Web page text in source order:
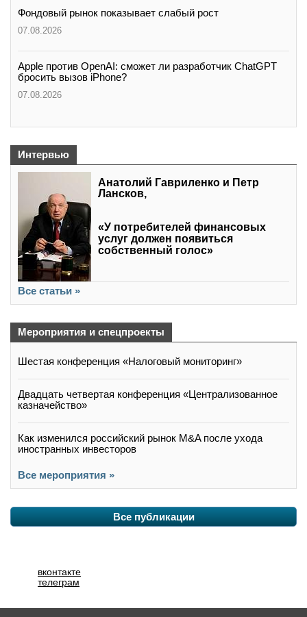
Фондовый рынок показывает слабый рост
07.08.2026
Apple против OpenAI: сможет ли разработчик ChatGPT
бросить вызов iPhone?
07.08.2026
Интервью
Анатолий Гавриленко и Петр
Лансков,
«У потребителей финансовых
услуг должен появиться
собственный голос»
Все статьи »
Мероприятия и спецпроекты
Шестая конференция «Налоговый мониторинг»
Двадцать четвертая конференция «Централизованное
казначейство»
Как изменился российский рынок M&A после ухода
иностранных инвесторов
Все мероприятия »
Все публикации
вконтакте
телеграм